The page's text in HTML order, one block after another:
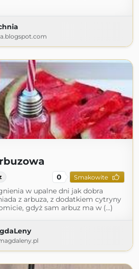
0 Smakowite
w upalne dni jak dobra
z arbuza, z dodatkiem cytryny
gdyż sam arbuz ma w (...)